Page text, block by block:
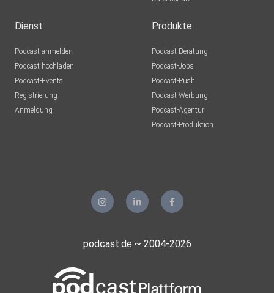
Dienst
Podcast anmelden
Podcast hochladen
Podcast-Events
Registrierung
Anmeldung
Produkte
Podcast-Beratung
Podcast-Jobs
Podcast-Push
Podcast-Werbung
Podcast-Agentur
Podcast-Produktion
podcast.de ~ 2004-2026